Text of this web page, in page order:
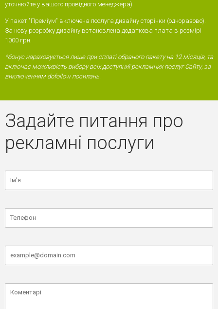
уточнюйте у вашого провідного менеджера).
У пакет "Преміум" включена послуга дизайну сторінки (одноразово).
За нову розробку дизайну встановлена ​​додаткова плата в розмірі
1000 грн.
*бонус нараховується лише при сплаті обраного пакету на 12 місяців, та
включає можливість вибору всіх доступниї рекламних послуг Сайту, за
виключенням dofollow посилань.
Задайте питання про
рекламні послуги